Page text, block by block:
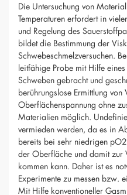
Die Untersuchung von
Temperaturen erfordert in
und Regelung des
bildet die Bestimmung der
Schwebeschmelzversuchen.
leitfähige Probe mit Hilfe
Schweben gebracht und
berührungslose Ermittlung von
Oberflächenspannung ohne
Materialien möglich.
vermieden werden, da es in
bereits bei sehr niedrigen
der Oberfläche und damit zur
kommen kann. Daher ist es
Experimente zu messen bzw.
Mit Hilfe konventioneller